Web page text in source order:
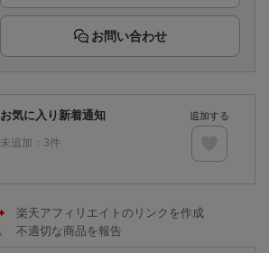
お問い合わせ
お気に入り新着通知
未追加： 3件
追加する
楽天アフィリエイトのリンクを作成
不適切な商品を報告